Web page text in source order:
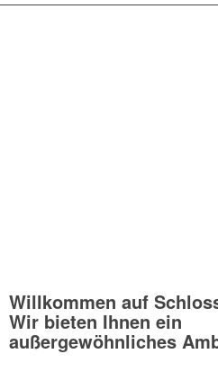
Willkommen auf
Wir bieten Ihnen ein
außergewöhnliches